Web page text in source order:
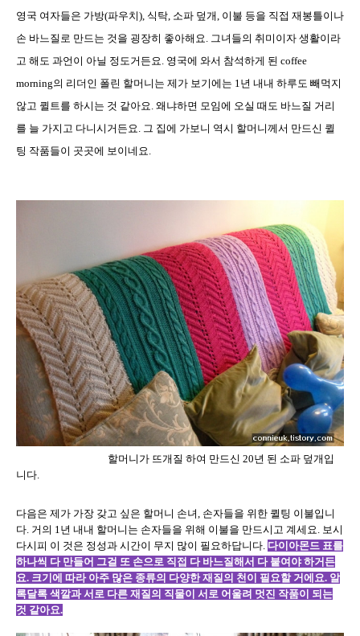
영국 여자들은 가방(파우치), 식탁, 소파 덮개, 이불 등을 직접 재봉틀이나
손 바느질로 만드는 것을 굉장히 좋아해요. 그녀들의 취미이자 생활이라
고 해도 과언이 아닐 정도거든요. 영국에 와서 참석하게 된 coffee
morning의 리더인 폴린 할머니는 제가 보기에는 1년 내내 하루도 빼먹지
않고 퀼트를 하시는 것 같아요. 왜냐하면 모임에 오실 때도 바느질 거리
를 늘 가지고 다니시거든요. 그 집에 가보니 역시 할머니께서 만드신 퀼
팅 작품들이 곳곳에 보이네요.
할머니가 뜨개질 하여 만드신 20년 된 소파 덮개입
니다.
다음은 제가 가장 갖고 싶은 할머니 손녀, 손자들을 위한 퀼팅 이불입니
다. 거의 1년 내내 할머니는 손자들을 위해 이불을 만드시고 계세요. 보시
다시피 이 것은 정성과 시간이 무지 많이 필요하답니다. 다이아몬드 표를
하나씩 다 만들어 그걸 또 손으로 직접 다 바느질해서 다 붙여야 하거든
요. 크기에 따라 아주 많은 종류의 다양한 재질의 천이 필요할 거에요. 알
록달록 색깔과 서로 다른 재질의 직물이 서로 어울려 멋진 작품이 되는
것 같아요.